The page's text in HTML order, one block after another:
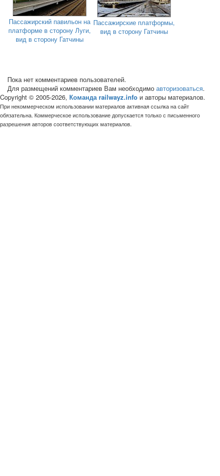
Пассажирский павильон на
платформе в сторону Луги,
вид в сторону Гатчины
Пассажирские платформы,
вид в сторону Гатчины
Пока нет комментариев пользователей.
Для размещений комментариев Вам необходимо авторизоваться.
Copyright © 2005-2026, Команда railwayz.info и авторы материалов.
При некоммерческом использовании материалов активная ссылка на сайт
обязательна. Коммерческое использование допускается только с письменного
разрешения авторов соответствующих материалов.